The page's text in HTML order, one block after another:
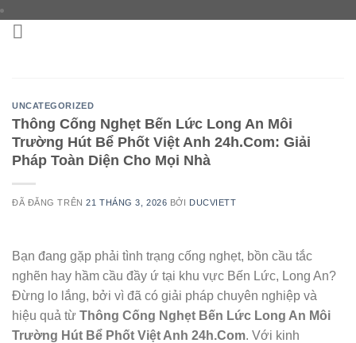
đến
UNCATEGORIZED
Thông Cống Nghẹt Bến Lức Long An Môi
Trường Hút Bể Phốt Việt Anh 24h.Com: Giải
Pháp Toàn Diện Cho Mọi Nhà
ĐÃ ĐĂNG TRÊN21 THÁNG 3, 2026 BỞI DUCVIETT
Bạn đang gặp phải tình trạng cống nghẹt, bồn cầu tắc
nghẽn hay hầm cầu đầy ứ tại khu vực Bến Lức, Long An?
Đừng lo lắng, bởi vì đã có giải pháp chuyên nghiệp và
hiệu quả từ Thông Cống Nghẹt Bến Lức Long An Môi
Trường Hút Bể Phốt Việt Anh 24h.Com. Với kinh